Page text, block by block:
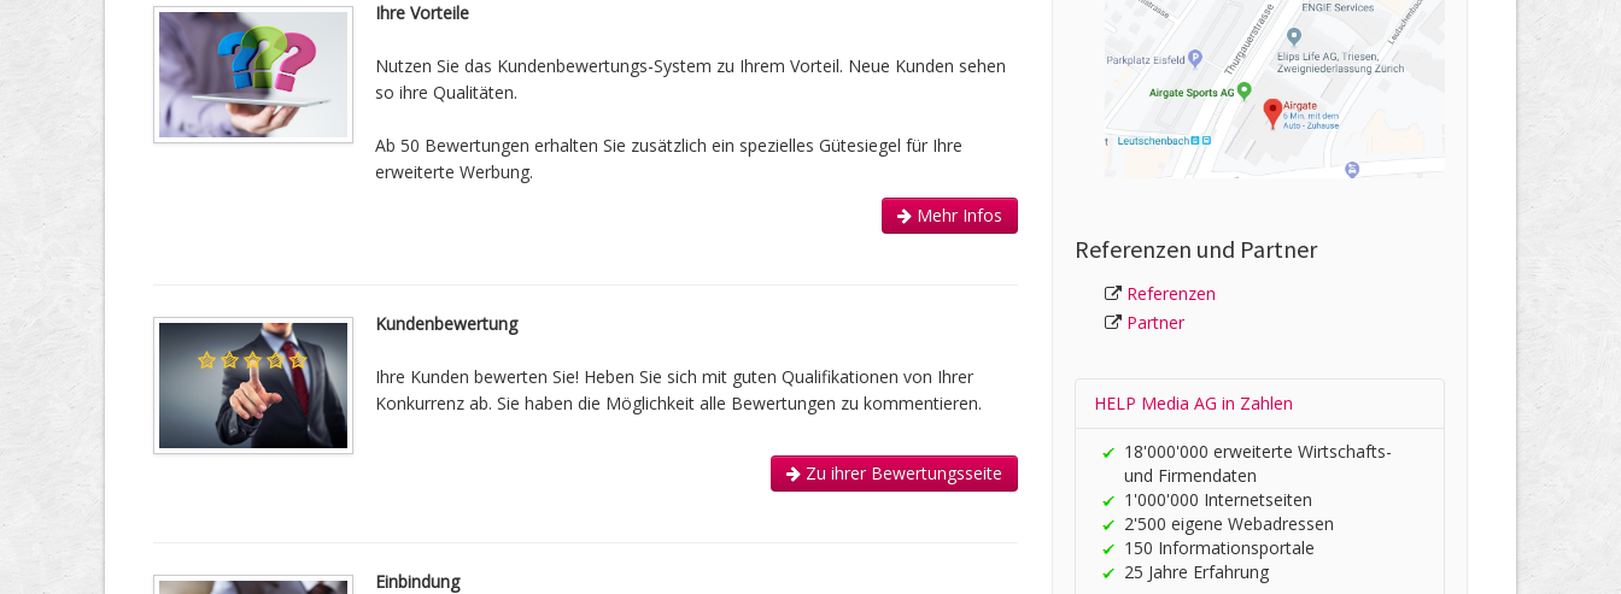
Ihre Vorteile
Nutzen Sie das Kundenbewertungs-System zu Ihrem Vorteil. Neue Kunden sehen
so ihre Qualitäten.
Ab 50 Bewertungen erhalten Sie zusätzlich ein spezielles Gütesiegel für Ihre
erweiterte Werbung.
Mehr Infos
Kundenbewertung
Ihre Kunden bewerten Sie! Heben Sie sich mit guten Qualifikationen von Ihrer
Konkurrenz ab. Sie haben die Möglichkeit alle Bewertungen zu kommentieren.
Zu ihrer Bewertungsseite
Einbindung
Referenzen und Partner
Referenzen
Partner
HELP Media AG in Zahlen
18'000'000 er­wei­terte Wirt­schafts-
und Firmen­daten
1'000'000 Internet­seiten
2'500 eigene Web­adres­sen
150 In­for­ma­tions­portale
25 Jahre Er­fah­rung